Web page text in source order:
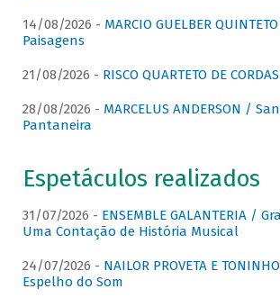
14/08/2026 - MARCIO GUELBER
Paisagens
21/08/2026 - RISCO QUARTETO DE
28/08/2026 - MARCELUS ANDERSON /
Pantaneira
Espetáculos realizados
31/07/2026 - ENSEMBLE GALANTERIA /
Uma Contação de História Musical
24/07/2026 - NAILOR PROVETA E
Espelho do Som